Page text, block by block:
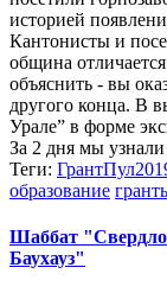
историей
Кантонисты и
община
объяснить - вы
другого конца. В
Урале” в форме
За 2 дня мы
Теги:
образование
Шаббат
Баухауз"